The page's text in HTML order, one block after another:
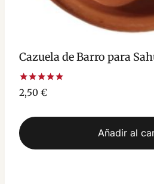
Cazuela de Barro para
Valorado
con
de 5
2,50 €
Añadir al